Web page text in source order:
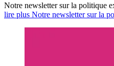
Notre newsletter sur la politique
lire plus Notre newsletter sur la